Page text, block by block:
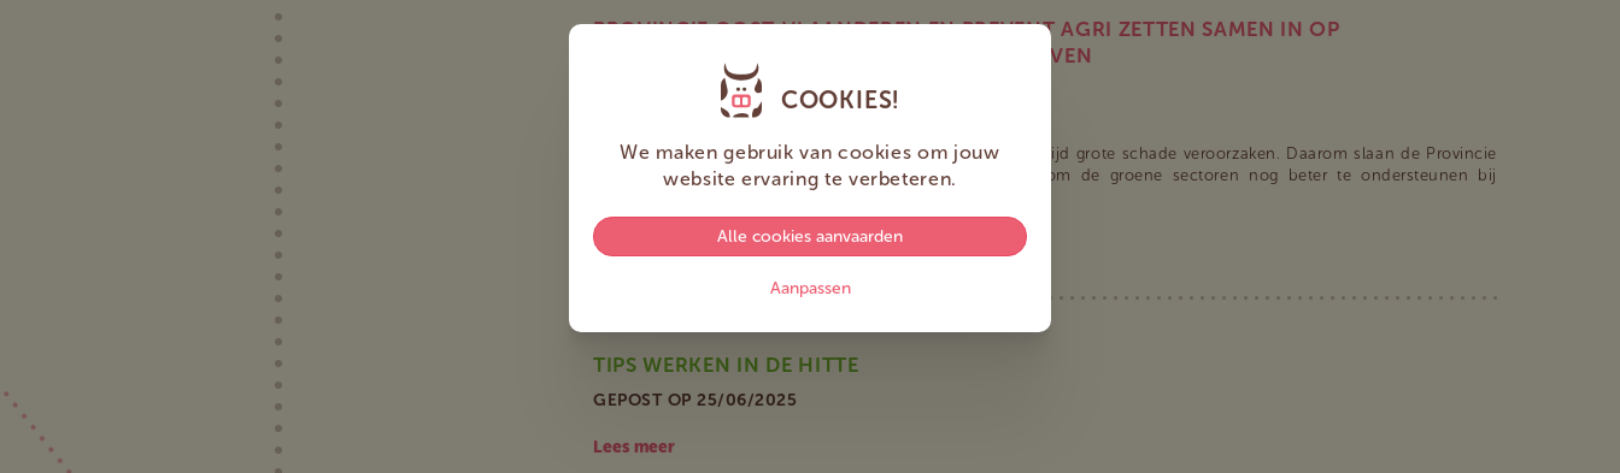
PROVINCIE OOST-VLAANDEREN EN PREVENT AGRI ZETTEN SAMEN IN OP
BRANDVEILIGE LAND- EN TUINBOUWBEDRIJVEN
GEPOST OP 12/06/2026
Brand kan op een landbouw- of tuinbouwbedrijf in korte tijd grote schade veroorzaken. Daarom slaan de Provincie
Oost-Vlaanderen en Prevent Agri de handen in elkaar om de groene sectoren nog beter te ondersteunen bij
Lees meer
TIPS WERKEN IN DE HITTE
GEPOST OP 25/06/2025
Lees meer
COOKIES!
We maken gebruik van cookies om jouw
website ervaring te verbeteren.
Alle cookies aanvaarden
Aanpassen